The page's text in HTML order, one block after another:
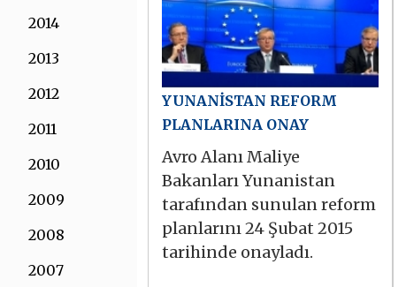
2014
2013
2012
2011
2010
2009
2008
2007
YUNANİSTAN REFORM
PLANLARINA ONAY
Avro Alanı Maliye
Bakanları Yunanistan
tarafından sunulan reform
planlarını 24 Şubat 2015
tarihinde onayladı.